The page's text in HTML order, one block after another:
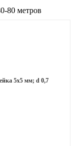
80 метров
5х5 мм; d 0,7